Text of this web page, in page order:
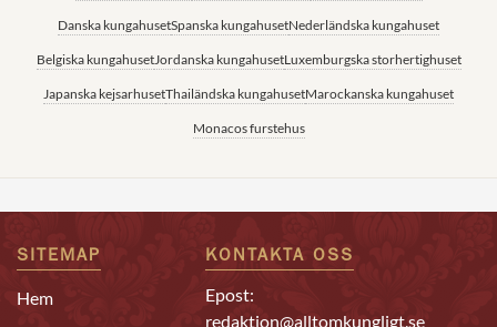
Danska kungahusetSpanska kungahusetNederländska kungahuset
Belgiska kungahusetJordanska kungahusetLuxemburgska storhertighuset
Japanska kejsarhusetThailändska kungahusetMarockanska kungahuset
Monacos furstehus
SITEMAP
Hem
KONTAKTA OSS
Epost:
redaktion@alltomkungligt.se